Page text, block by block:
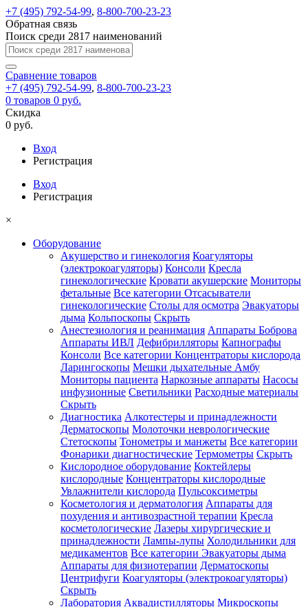
+7 (495) 792-54-99, 8-800-700-23-23
Обратная связь
Поиск среди 2817 наименований
Сравнение товаров
+7 (495) 792-54-99, 8-800-700-23-23
0 товаров 0 руб.
Скидка
0 руб.
Вход
Регистрация
Вход
Регистрация
×
Оборудование
Акушерство и гинекология Коагуляторы
(электрокоагуляторы) Консоли Кресла
гинекологические Кровати акушерские Мониторы
фетальные Все категории Отсасыватели
гинекологические Столы для осмотра Эвакуаторы
дыма Кольпоскопы Скрыть
Анестезиология и реанимация Аппараты Боброва
Аппараты ИВЛ Дефибрилляторы Капнографы
Консоли Все категории Концентраторы кислорода
Ларингоскопы Мешки дыхательные Амбу
Мониторы пациента Наркозные аппараты Насосы
инфузионные Светильники Расходные материалы
Скрыть
Диагностика Алкотестеры и принадлежности
Дерматоскопы Молоточки неврологические
Стетоскопы Тонометры и манжеты Все категории
Фонарики диагностические Термометры Скрыть
Кислородное оборудование Коктейлеры
кислородные Концентраторы кислородные
Увлажнители кислорода Пульсоксиметры
Косметология и дерматология Аппараты для
похудения и антивозрастной терапии Кресла
косметологические Лазеры хирургические и
принадлежности Лампы-лупы Холодильники для
медикаментов Все категории Эвакуаторы дыма
Аппараты для физиотерапии Дерматоскопы
Центрифуги Коагуляторы (электрокоагуляторы)
Скрыть
Лаборатория Аквадистилляторы Микроскопы